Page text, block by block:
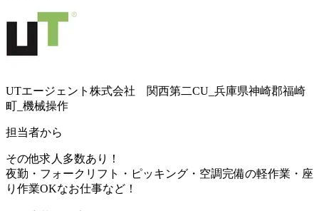
UTエージェント株式会社 関西第二CU_兵庫県神崎郡福崎
町_機械操作
担当者から
その他求人多数あり！
夜勤・フォークリフト・ピッキング・空調完備の軽作業・座
り作業OKなお仕事など！